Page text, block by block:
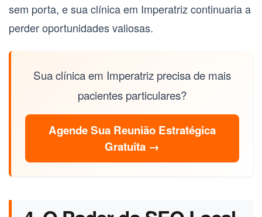
sem porta, e sua clínica em Imperatriz continuaria a
perder oportunidades valiosas.
Sua clínica em Imperatriz precisa de mais
pacientes particulares?
Agende Sua Reunião Estratégica
Gratuita →